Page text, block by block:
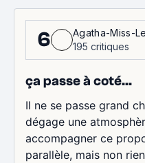
6
Agatha-Miss-
195 critiques
ça passe à coté...
Il ne se passe grand
dégage une
accompagner ce
parallèle, mais non